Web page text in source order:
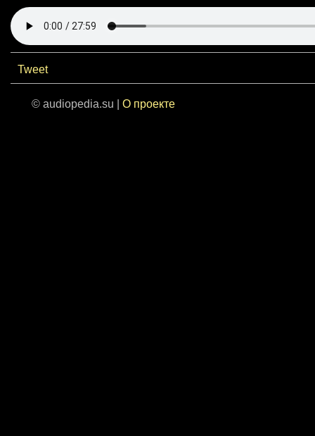
Tweet
© audiopedia.su | О проекте